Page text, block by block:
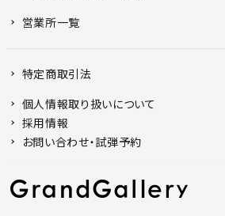
営業所一覧
特定商取引法
個人情報取り扱いについて
採用情報
お問い合わせ・試弾予約